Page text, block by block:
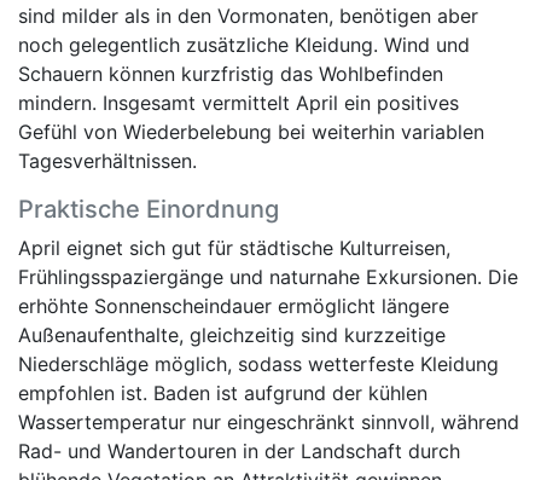
sind milder als in den Vormonaten, benötigen aber
noch gelegentlich zusätzliche Kleidung. Wind und
Schauern können kurzfristig das Wohlbefinden
mindern. Insgesamt vermittelt April ein positives
Gefühl von Wiederbelebung bei weiterhin variablen
Tagesverhältnissen.
Praktische Einordnung
April eignet sich gut für städtische Kulturreisen,
Frühlingsspaziergänge und naturnahe Exkursionen. Die
erhöhte Sonnenscheindauer ermöglicht längere
Außenaufenthalte, gleichzeitig sind kurzzeitige
Niederschläge möglich, sodass wetterfeste Kleidung
empfohlen ist. Baden ist aufgrund der kühlen
Wassertemperatur nur eingeschränkt sinnvoll, während
Rad- und Wandertouren in der Landschaft durch